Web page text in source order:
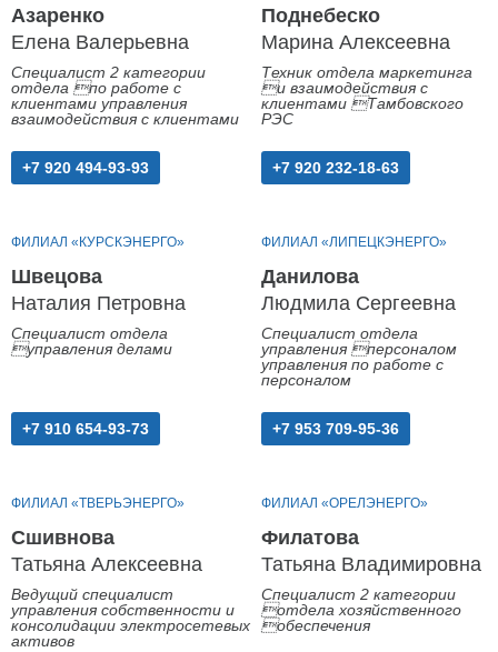
Азаренко
Елена Валерьевна
Специалист 2 категории
отдела по работе с
клиентами управления
взаимодействия с клиентами
+7 920 494-93-93
Поднебеско
Марина Алексеевна
Техник отдела маркетинга
и взаимодействия с
клиентами Тамбовского
РЭС
+7 920 232-18-63
ФИЛИАЛ «КУРСКЭНЕРГО»
Швецова
Наталия Петровна
Специалист отдела
управления делами
+7 910 654-93-73
ФИЛИАЛ «ЛИПЕЦКЭНЕРГО»
Данилова
Людмила Сергеевна
Специалист отдела
управления персоналом
управления по работе с
персоналом
+7 953 709-95-36
ФИЛИАЛ «ТВЕРЬЭНЕРГО»
Сшивнова
Татьяна Алексеевна
Ведущий специалист
управления собственности и
консолидации электросетевых
активов
ФИЛИАЛ «ОРЕЛЭНЕРГО»
Филатова
Татьяна Владимировна
Специалист 2 категории
отдела хозяйственного
обеспечения